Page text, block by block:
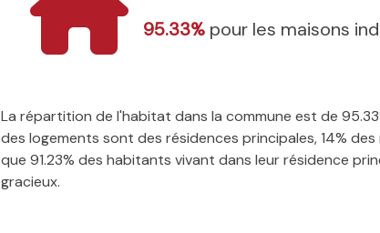
95.33% pour les maisons
La répartition de l'habitat dans la commune est de
des logements sont des résidences principales, 14%
que 91.23% des habitants vivant dans leur résidence
gracieux.